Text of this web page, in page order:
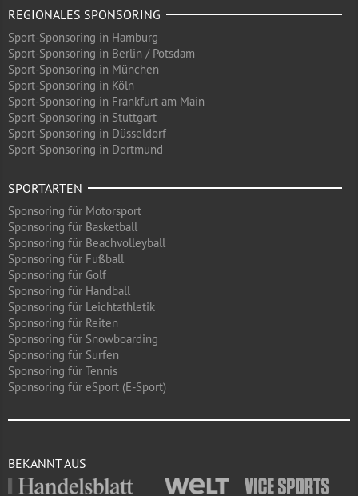
REGIONALES SPONSORING
Sport-Sponsoring in Hamburg
Sport-Sponsoring in Berlin / Potsdam
Sport-Sponsoring in München
Sport-Sponsoring in Köln
Sport-Sponsoring in Frankfurt am Main
Sport-Sponsoring in Stuttgart
Sport-Sponsoring in Düsseldorf
Sport-Sponsoring in Dortmund
SPORTARTEN
Sponsoring für Motorsport
Sponsoring für Basketball
Sponsoring für Beachvolleyball
Sponsoring für Fußball
Sponsoring für Golf
Sponsoring für Handball
Sponsoring für Leichtathletik
Sponsoring für Reiten
Sponsoring für Snowboarding
Sponsoring für Surfen
Sponsoring für Tennis
Sponsoring für eSport (E-Sport)
BEKANNT AUS